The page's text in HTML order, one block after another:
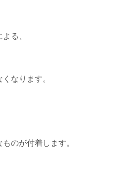
る、
なります。
のが付着します。